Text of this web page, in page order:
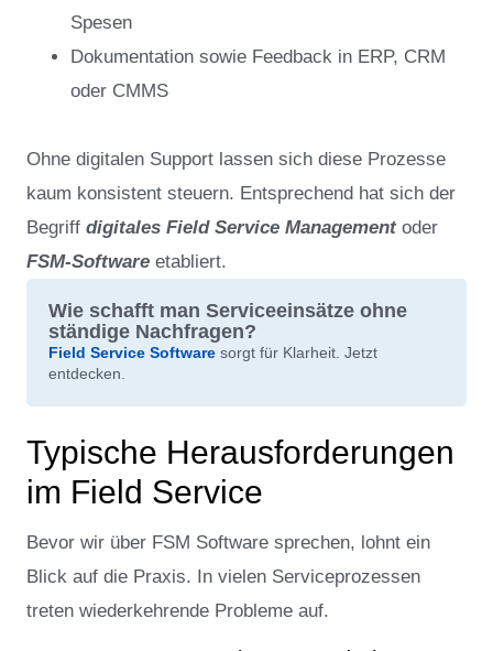
Spesen
Dokumentation sowie Feedback in ERP, CRM
oder CMMS
Ohne digitalen Support lassen sich diese Prozesse
kaum konsistent steuern. Entsprechend hat sich der
Begriff digitales Field Service Managementoder
FSM-Software etabliert.
Wie schafft man Serviceeinsätze ohne
ständige Nachfragen?
Field Service Software sorgt für Klarheit. Jetzt
entdecken.
Typische Herausforderungen
im Field Service
Bevor wir über FSM Software sprechen, lohnt ein
Blick auf die Praxis. In vielen Serviceprozessen
treten wiederkehrende Probleme auf.